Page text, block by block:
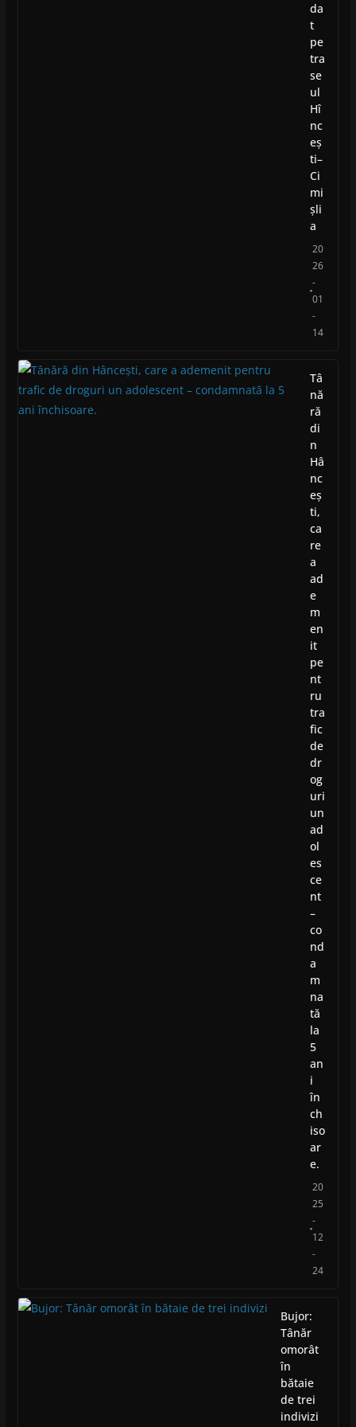
da
t
pe
tra
se
ul
Hî
nc
eș
ti–
Ci
mi
șli
a
20
26
-
01
-
14
Tâ
nă
ră
di
n
Hâ
nc
eș
ti,
ca
re
a
ad
e
m
en
it
pe
nt
ru
tra
fic
de
dr
og
uri
un
ad
ol
es
ce
nt
–
co
nd
a
m
na
tă
la
5
an
i
în
ch
iso
ar
e.
20
25
-
12
-
24
Bujor:
Tânăr
omorât
în
bătaie
de trei
indivizi